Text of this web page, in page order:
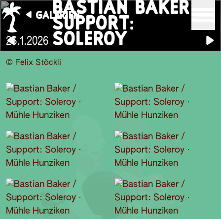
GALERIEN
26.1.2026
BASTIAN BAKER /
SUPPORT:
SOLEROY
© Felix Stöckli